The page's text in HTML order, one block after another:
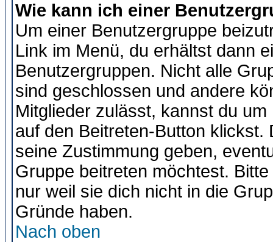
Wie kann ich einer
Um einer Benutzergruppe
Link im Menü, du erhältst dann
Benutzergruppen. Nicht alle
sind geschlossen und andere
Mitglieder zulässt, kannst du
auf den Beitreten-Button
seine Zustimmung geben,
Gruppe beitreten möchtest.
nur weil sie dich nicht in die
Gründe haben.
Nach oben